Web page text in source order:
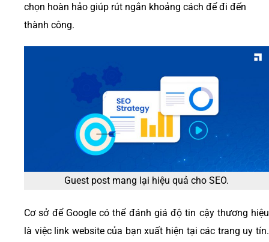
chọn hoàn hảo giúp rút ngắn khoảng cách để đi đến
thành công.
Guest post mang lại hiệu quả cho SEO.
Cơ sở để Google có thể đánh giá độ tin cậy thương hiệu
là việc link website của bạn xuất hiện tại các trang uy tín.